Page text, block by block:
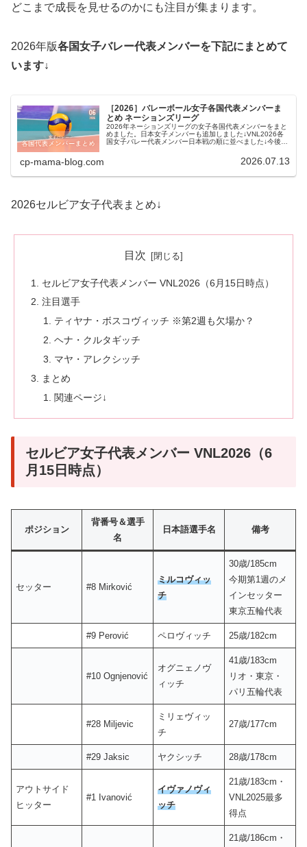
どこまで成長を見せるのかにも注目が集まります。
2026年版各国女子バレー代表メンバーを下記にまとめて
います↓
［2026］バレーボール女子各国代表メンバーま
とめ ネーションズリーグ
2026年ネーションズリーグの女子各国代表メンバーをまと
めました。日本女子メンバーも追加しました↓VNL2026各
国女子バレー代表メンバー日本戦の順に並べました↓今後も
cp-mama-blog.com 2026.07.13
2026セルビア女子代表まとめ↓
目次
セルビア女子代表メンバー VNL2026（6月15日時点）
注目選手
ティヤナ・ボスコヴィッチ ※第2週も欠場か？
ヘナ・クルタギッチ
マヤ・アレクシッチ
まとめ
関連ページ↓
セルビア女子代表メンバー VNL2026（6
月15日時点）
ポジション
背番号＆選手
名
日本語選手名 備考
セッター #8 Mirković
ミルコヴィッ
チ
30歳/185cm
今期第1週のメ
インセッター
東京五輪代表
#9 Perović ペロヴィッチ 25歳/182cm
#10 Ognjenović
オグニェノヴ
ィッチ
41歳/183cm
リオ・東京・
パリ五輪代表
#28 Miljevic
ミリェヴィッ
チ
27歳/177cm
#29 Jaksic ヤクシッチ 28歳/178cm
アウトサイド
ヒッター
#1 Ivanović
イヴァノヴィ
ッチ
21歳/183cm・
VNL2025最多
得点
21歳/186cm・